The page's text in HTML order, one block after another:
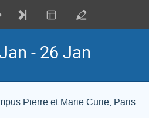
- 26 Jan
Pierre et Marie Curie, Paris